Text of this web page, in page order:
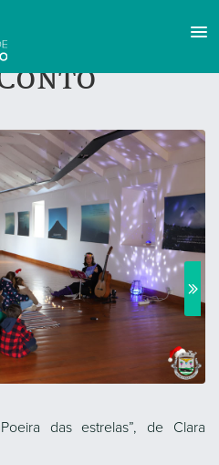
das estrelas”, de Clara